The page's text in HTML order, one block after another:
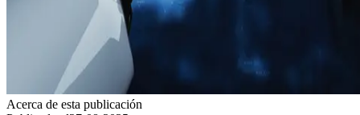
Acerca de esta publicación